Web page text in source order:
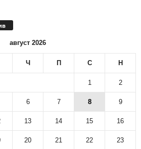
август 2026
Ч П С Н
1 2
6 7 8 9
13 14 15 16
20 21 22 23